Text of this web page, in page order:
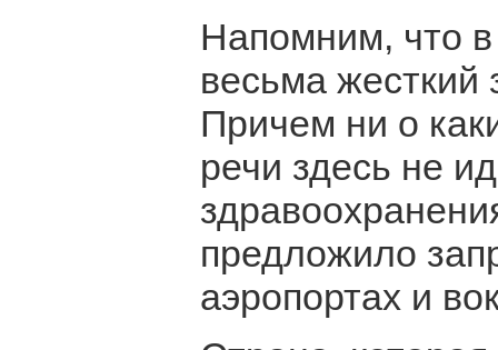
Напомним, что
весьма жесткий
Причем ни о
речи здесь не
предложило
аэропортах и